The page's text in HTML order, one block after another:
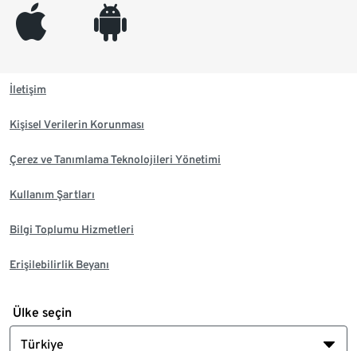
appleinc android
İletişim
Kişisel Verilerin Korunması
Çerez ve Tanımlama Teknolojileri Yönetimi
Kullanım Şartları
Bilgi Toplumu Hizmetleri
Erişilebilirlik Beyanı
Ülke seçin
Türkiye